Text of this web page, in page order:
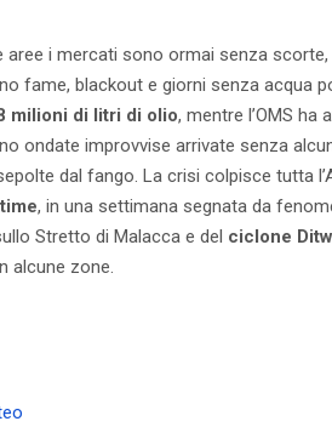
aree i mercati sono ormai senza
fame, blackout e giorni senza acqua
milioni di litri di olio, mentre l’OMS ha
ondate improvvise arrivate senza
dal fango. La crisi colpisce tutta
, in una settimana segnata da
Stretto di Malacca e del ciclone
alcune zone.